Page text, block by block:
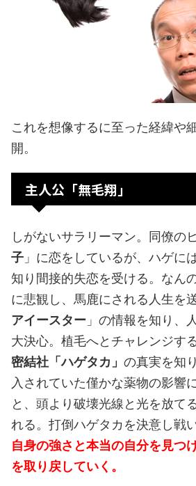
これを想像するに至った経緯や
開。
主人公「無毛翔」
しがないサラリーマン。同僚の
子 」に恋をしているが、ハゲに
知り間接的失恋を受ける。なん
に悲観し、馬鹿にされる人生を
アイースター 」の情報を知り、
大決心。植毛へとチャレンジす
密結社「ハゲタカ」 の真実を知
入されていた僅かな薬物の影響
と、頭より破壊光線と光を放て
れる。打倒ハゲタカを決意し戦
自身の強さと本当の自分を見つ
を取り戻していく。